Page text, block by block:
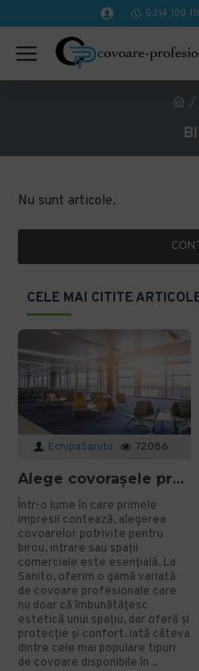
0314 100
Nu sunt articole.
CELE MAI CITITE
EchipaSanito 72086
Alege covorașele profesionale moderne pentru design-ul și eficiența spațiului tău de business
Într-o lume în care primele
impresii contează, alegerea
covoarelor potrivite pentru
birou, intrare sau spații
comerciale este esențială. La
Sanito, oferim o gamă variată
de covoare profesionale care
nu doar că îmbunătățesc
estetică unui spațiu, dar oferă și
protecție și confort. Iată câteva
dintre cele mai populare tipuri
de covoare disponibile în ..